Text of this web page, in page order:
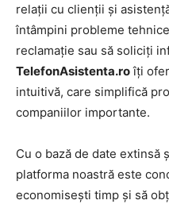
relații cu clienții și
întâmpini probleme
reclamație sau să soliciți
TelefonAsistenta.roîți
intuitivă, care simplifică
companiilor importante.
Cu o bază de date extinsă
platforma noastră este
economisești timp și să